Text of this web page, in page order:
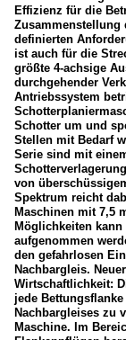
Effizienz für die
Zusammenstellung
definierten
ist auch für die
größte 4-achsige
durchgehender
Antriebssystem
Schotter um und
Stellen mit Bedarf
Serie sind mit
von
Spektrum reicht
Maschinen mit 7,5
Möglichkeiten
aufgenommen
den gefahrlosen
Nachbargleis.
Wirtschaftlichkeit:
jede
Nachbargleises zu
Maschine. Im